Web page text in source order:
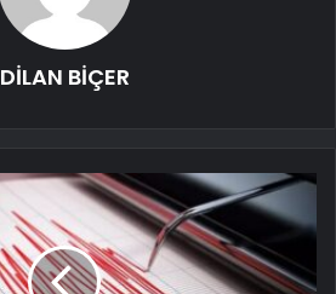
DİLAN BİÇER